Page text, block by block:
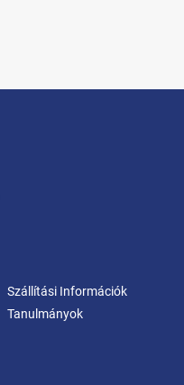
Szállítási Információk
Tanulmányok